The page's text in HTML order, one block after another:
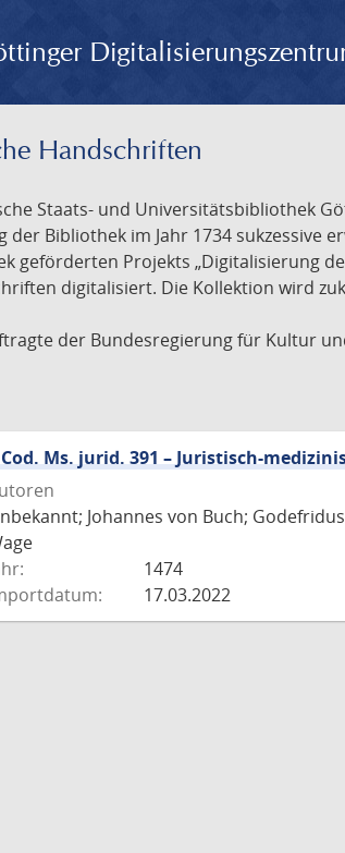
Handschriften
Staats- und Universitätsbibliothek
der Bibliothek im Jahr 1734 sukzessive
geförderten Projekts „Digitalisierung
digitalisiert. Die Kollektion wird
der Bundesregierung für Kultur
Ms. jurid. 391 – Juristisch-
Johannes von Buch;
1474
17.03.2022